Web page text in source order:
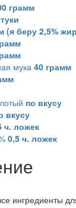
грамм
(я беру 2,5%
мука 40 грамм
по вкусу
вкусу
ч. ложек
0,5 ч. ложек
ингредиенты